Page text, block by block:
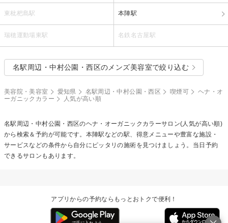
東枇杷島駅 本陣駅
瑞穂運動場東駅 名鉄名古屋駅
名駅周辺・中村公園・西区のメンズ美容室で絞り込む
美容院・美容室 愛知県 名駅周辺・中村公園・西区 喫煙可
ヘナ・オ
ーガニックカラー
人気が高い順
名駅周辺・中村公園・西区のヘナ・オーガニックカラーサロン(人気が高い順)
から検索＆予約が可能です。本陣駅などの駅、得意メニューや豊富な施設・
サービスなどの条件から自分にピッタリの施術を見つけましょう。当日予約
できるサロンもあります。
アプリからの予約ならもっとおトクで便利！